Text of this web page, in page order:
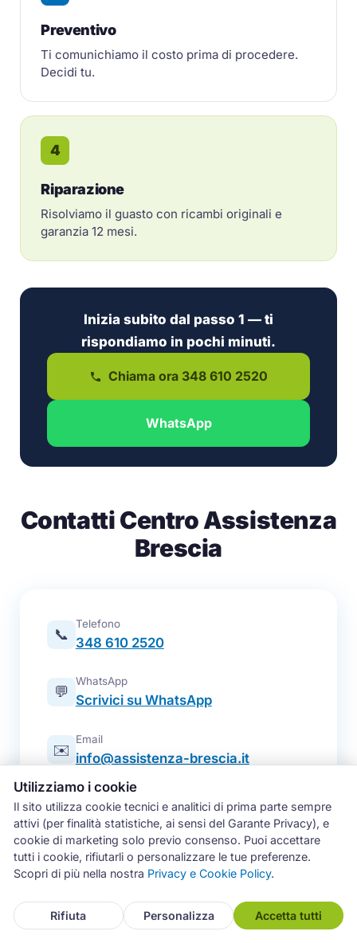
Preventivo
Ti comunichiamo il costo prima di procedere.
Decidi tu.
4
Riparazione
Risolviamo il guasto con ricambi originali e
garanzia 12 mesi.
Inizia subito dal passo 1 — ti
rispondiamo in pochi minuti.
Chiama ora 348 610 2520
WhatsApp
Contatti Centro Assistenza
Brescia
📞
Telefono
348 610 2520
💬
WhatsApp
Scrivici su WhatsApp
✉️
Email
info@assistenza-brescia.it
📋
Modulo online
Prenota un intervento
📍
Zona operativa
Brescia e intera provincia — tutti i
Utilizziamo i cookie
Il sito utilizza cookie tecnici e analitici di prima parte sempre
attivi (per finalità statistiche, ai sensi del Garante Privacy), e
cookie di marketing solo previo consenso. Puoi accettare
tutti i cookie, rifiutarli o personalizzare le tue preferenze.
Scopri di più nella nostra Privacy e Cookie Policy.
Rifiuta Personalizza Accetta tutti